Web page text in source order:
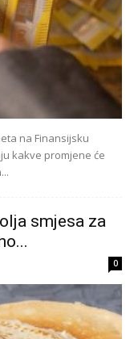
na Finansijsku
kakve promjene će
smjesa za
0